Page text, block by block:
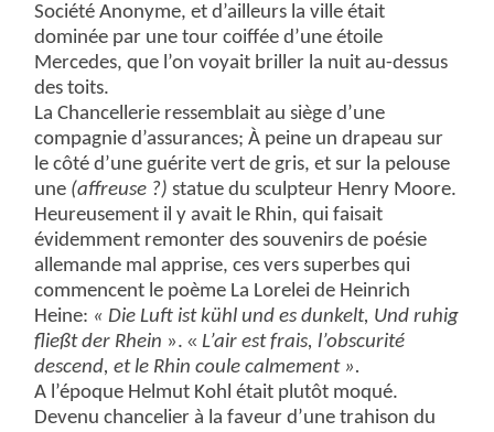
Société Anonyme, et d’ailleurs la ville était
dominée par une tour coiffée d’une étoile
Mercedes, que l’on voyait briller la nuit au-dessus
des toits.
La Chancellerie ressemblait au siège d’une
compagnie d’assurances; À peine un drapeau sur
le côté d’une guérite vert de gris, et sur la pelouse
une (affreuse ?) statue du sculpteur Henry Moore.
Heureusement il y avait le Rhin, qui faisait
évidemment remonter des souvenirs de poésie
allemande mal apprise, ces vers superbes qui
commencent le poème La Lorelei de Heinrich
Heine: « DieLuft istkühl und esdunkelt, Undruhig
fließtder Rhein ». «L’air est frais, l’obscurité
descend, et le Rhin coule calmement ».
A l’époque Helmut Kohl était plutôt moqué.
Devenu chancelier à la faveur d’une trahison du